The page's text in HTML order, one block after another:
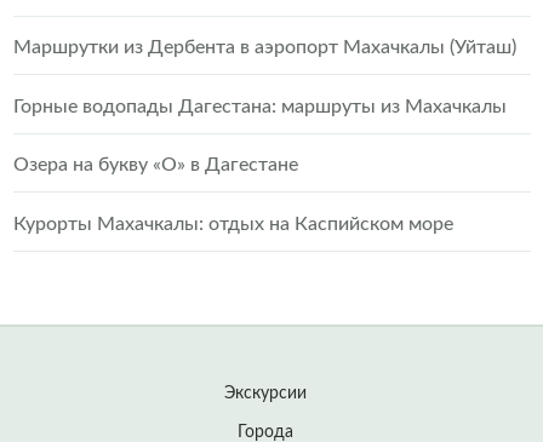
Маршрутки из Дербента в аэропорт Махачкалы (Уйташ)
Горные водопады Дагестана: маршруты из Махачкалы
Озера на букву «О» в Дагестане
Курорты Махачкалы: отдых на Каспийском море
Экскурсии
Города